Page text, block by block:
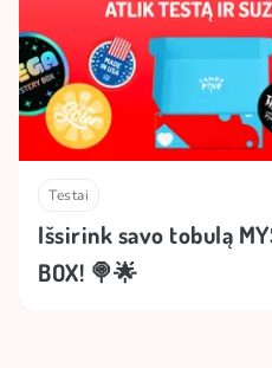
Testai
Išsirink savo tobulą
BOX! 🍭🌟